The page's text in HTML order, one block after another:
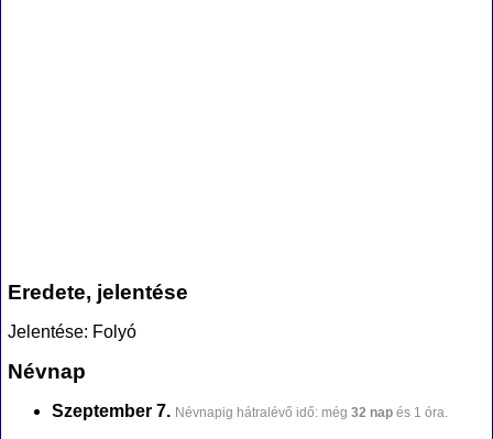
Eredete, jelentése
Jelentése: Folyó
Névnap
Szeptember 7. Névnapig hátralévő idő: még 32 nap és 1 óra.